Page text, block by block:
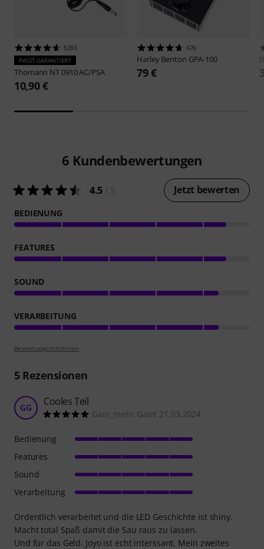
5293
PASST GARANTIERT
Thomann NT 0910 AC/PSA
10,90 €
676
Harley Benton GPA-100
79 €
6 Kundenbewertungen
4.5 Jetzt bewerten
BEDIENUNG
FEATURES
SOUND
VERARBEITUNG
Bewertungsrichtlinien
5Rezensionen
GG Cooles Teil
Gain_mehr Gain! 21.03.2024
Ordentlich verarbeitet und die LED Geschichte ist shiny.
Macht total Spaß damit die Sau raus zu lassen.
Und für das Geld. Joyo ist echt interssant. Mein zweites
Bedienung
Features
Sound
Verarbeitung